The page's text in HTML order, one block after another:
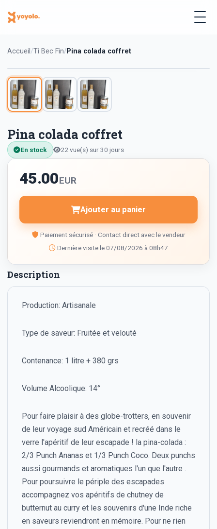
Accueil Ti Bec Fin Pina colada coffret
Pina colada coffret
En stock 22 vue(s) sur 30 jours
45.00EUR
Ajouter au panier
Paiement sécurisé · Contact direct avec le vendeur
Dernière visite le 07/08/2026 à 08h47
Description
Production: Artisanale
Type de saveur: Fruitée et velouté
Contenance: 1 litre + 380 grs
Volume Alcoolique: 14°
Pour faire plaisir à des globe-trotters, en souvenir
de leur voyage sud Américain et recréé dans le
verre l'apéritif de leur escapade ! la pina-colada :
2/3 Punch Ananas et 1/3 Punch Coco. Deux punchs
aussi gourmands et aromatiques l'un que l'autre .
Pour poursuivre le périple des escapades
accompagnez vos apéritifs de chutney de
butternut au curry et les souvenirs d'une Inde riche
en saveurs reviendront en mémoire. Pour ne rien